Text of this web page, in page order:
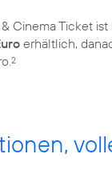
Cinema Ticket ist
erhältlich,
2